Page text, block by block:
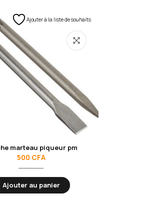
Ajouter à la liste de souhaits
marteau piqueur pm
500 CFA
Ajouter au panier